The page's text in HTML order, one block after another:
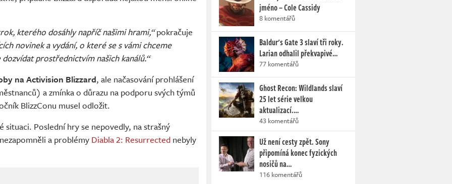
kterého dosáhly napříč našimi hrami,“pokračuje
novinek a vydání, o které se s vámi chceme
prostřednictvím našich kanálů.“
na Activision Blizzard, ale načasování prohlášení
a zmínka o důrazu na podporu svých týmů
BlizzConu musel odložit.
situaci. Poslední hry se nepovedly, na strašný
a problémy Diabla 2: Resurrected nebyly
jméno – Cole Cassidy
8 komentářů
Baldur's Gate 3 slaví tři roky.
Larian odhalil překvapivé…
77 komentářů
Ghost Recon: Wildlands slaví
25 let série velkou
aktualizací.…
43 komentářů
Už není cesty zpět. Sony
připomíná konec fyzických
nosičů na…
116 komentářů